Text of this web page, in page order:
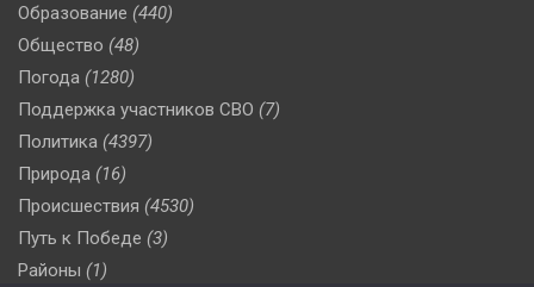
Образование (440)
Общество (48)
Погода (1280)
Поддержка участников СВО (7)
Политика (4397)
Природа (16)
Происшествия (4530)
Путь к Победе (3)
Районы (1)